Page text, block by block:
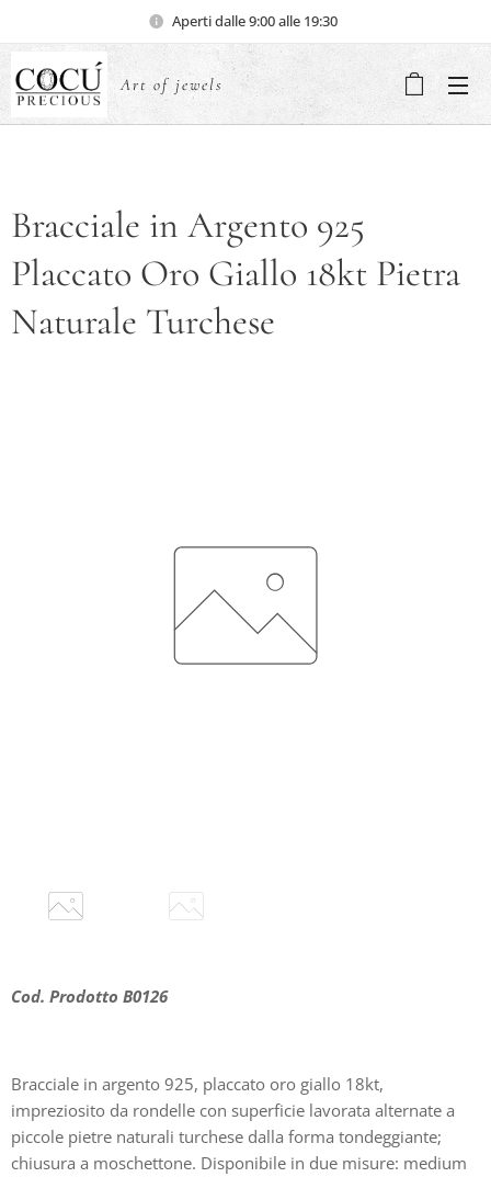
Aperti dalle 9:00 alle 19:30
Art of jewels
Bracciale in Argento 925
Placcato Oro Giallo 18kt Pietra
Naturale Turchese
Cod. Prodotto B0126
Bracciale in argento 925, placcato oro giallo 18kt,
impreziosito da rondelle con superficie lavorata alternate a
piccole pietre naturali turchese dalla forma tondeggiante;
chiusura a moschettone. Disponibile in due misure: medium